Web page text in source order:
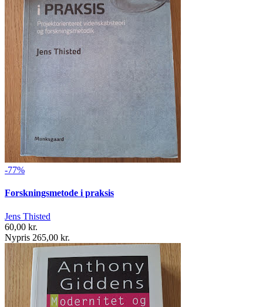
-77%
Forskningsmetode i praksis
Jens Thisted
60,00 kr.
Nypris 265,00 kr.